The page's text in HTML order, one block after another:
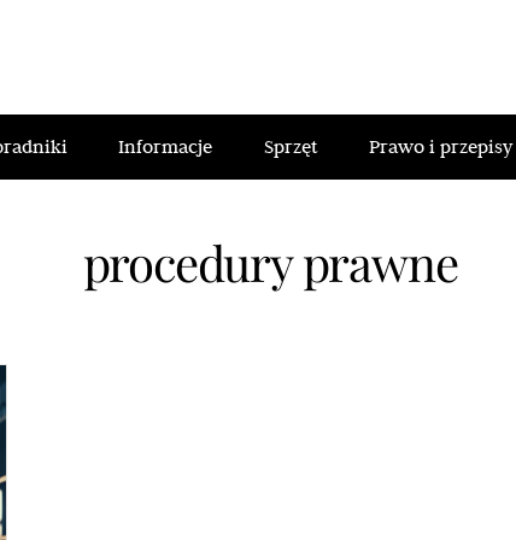
Informacje Sprzęt Prawo i przepisy
procedury prawne